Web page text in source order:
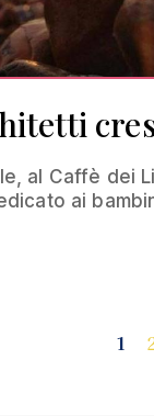
al Caffè dei
ai
1